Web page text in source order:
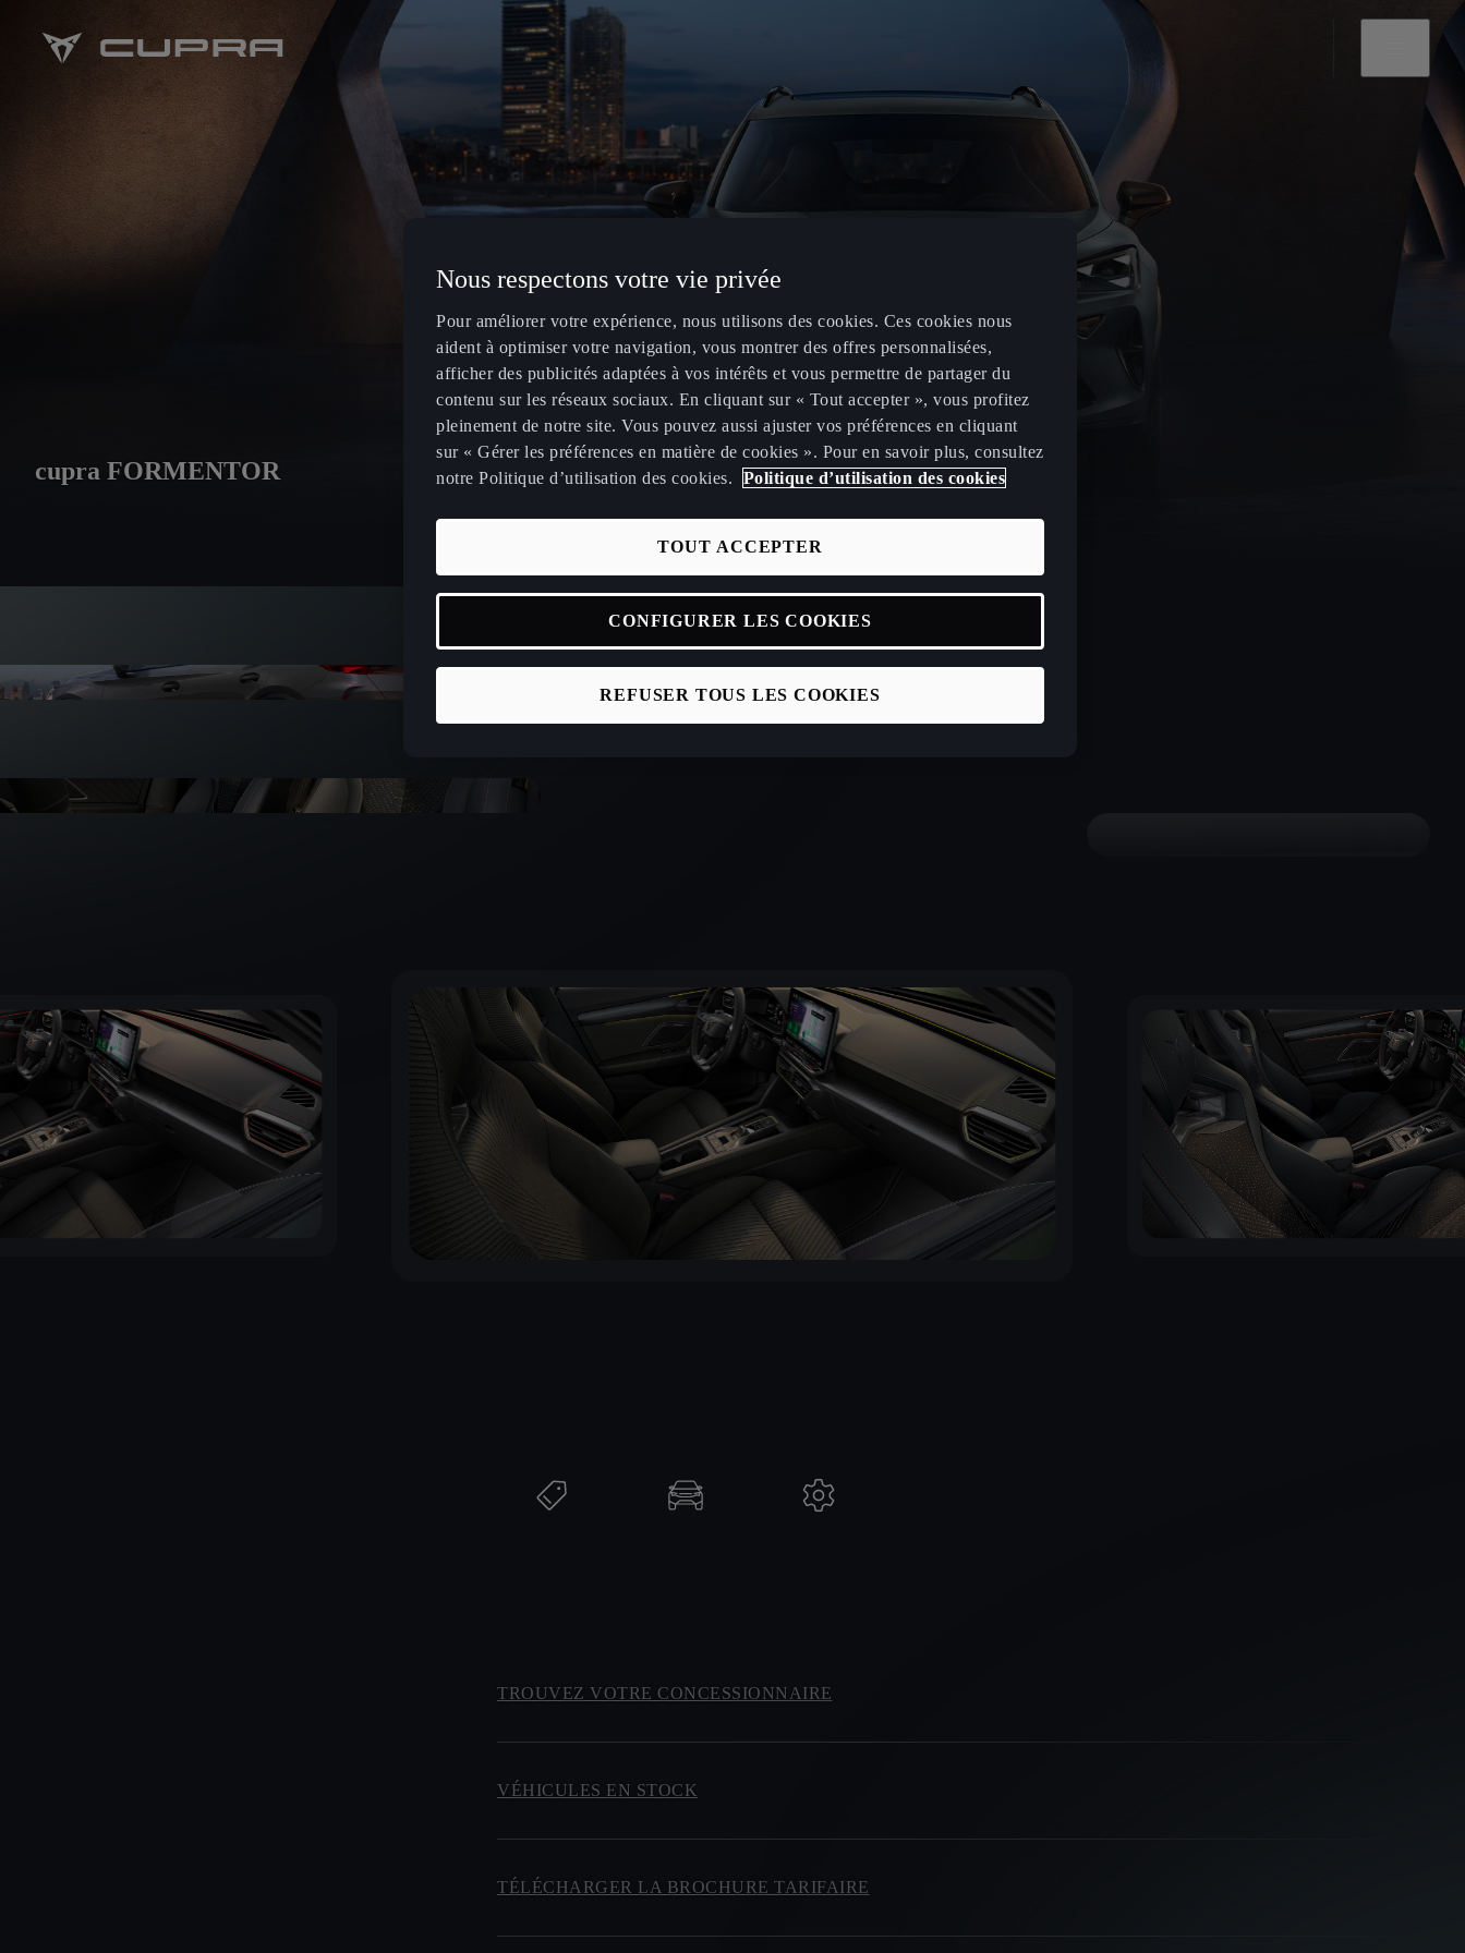
cupra FORMENTOR
TROUVEZ VOTRE CONCESSIONNAIRE
VÉHICULES EN STOCK
TÉLÉCHARGER LA BROCHURE TARIFAIRE
Nous respectons votre vie privée
Pour améliorer votre expérience, nous utilisons des cookies. Ces cookies nous
aident à optimiser votre navigation, vous montrer des offres personnalisées,
afficher des publicités adaptées à vos intérêts et vous permettre de partager du
contenu sur les réseaux sociaux. En cliquant sur « Tout accepter », vous profitez
pleinement de notre site. Vous pouvez aussi ajuster vos préférences en cliquant
sur « Gérer les préférences en matière de cookies ». Pour en savoir plus, consultez
notre Politique d’utilisation des cookies.
Politique d’utilisation des cookies
REFUSER TOUS LES COOKIES
TOUT ACCEPTER
CONFIGURER LES COOKIES